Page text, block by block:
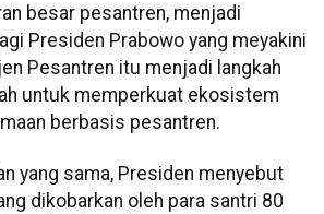
besar pesantren, menjadi
Presiden Prabowo yang meyakini
Pesantren itu menjadi langkah
untuk memperkuat ekosistem
berbasis pesantren.
yang sama, Presiden menyebut
dikobarkan oleh para santri 80